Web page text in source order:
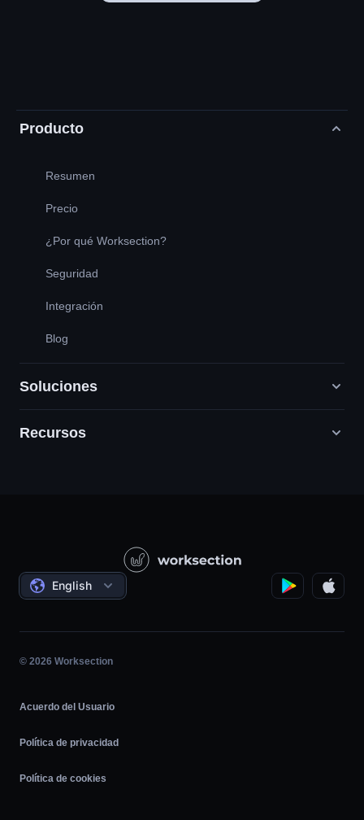
Producto
Resumen
Precio
¿Por qué Worksection?
Seguridad
Integración
Blog
Soluciones
Agencias de marketing digital
Proyectos sociales
Gestión de proyectos
Trabajo por horas
Ágil
Recursos
Lecciones en vídeo
Acuerdos
English
© 2026 Worksection
Acuerdo del Usuario
Política de privacidad
Política de cookies